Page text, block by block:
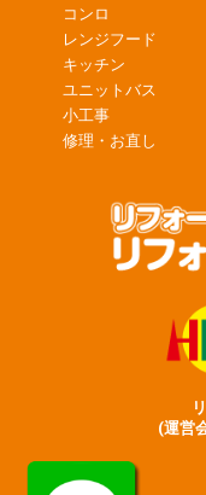
コンロ
レンジフード
キッチン
ユニットバス
小工事
修理・お直し
(運営